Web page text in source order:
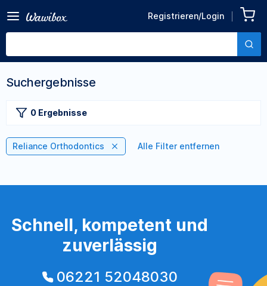
Registrieren/Login
Suchergebnisse
0 Ergebnisse
Reliance Orthodontics Alle Filter entfernen
Schnell, kompetent und
zuverlässig
06221 52048030